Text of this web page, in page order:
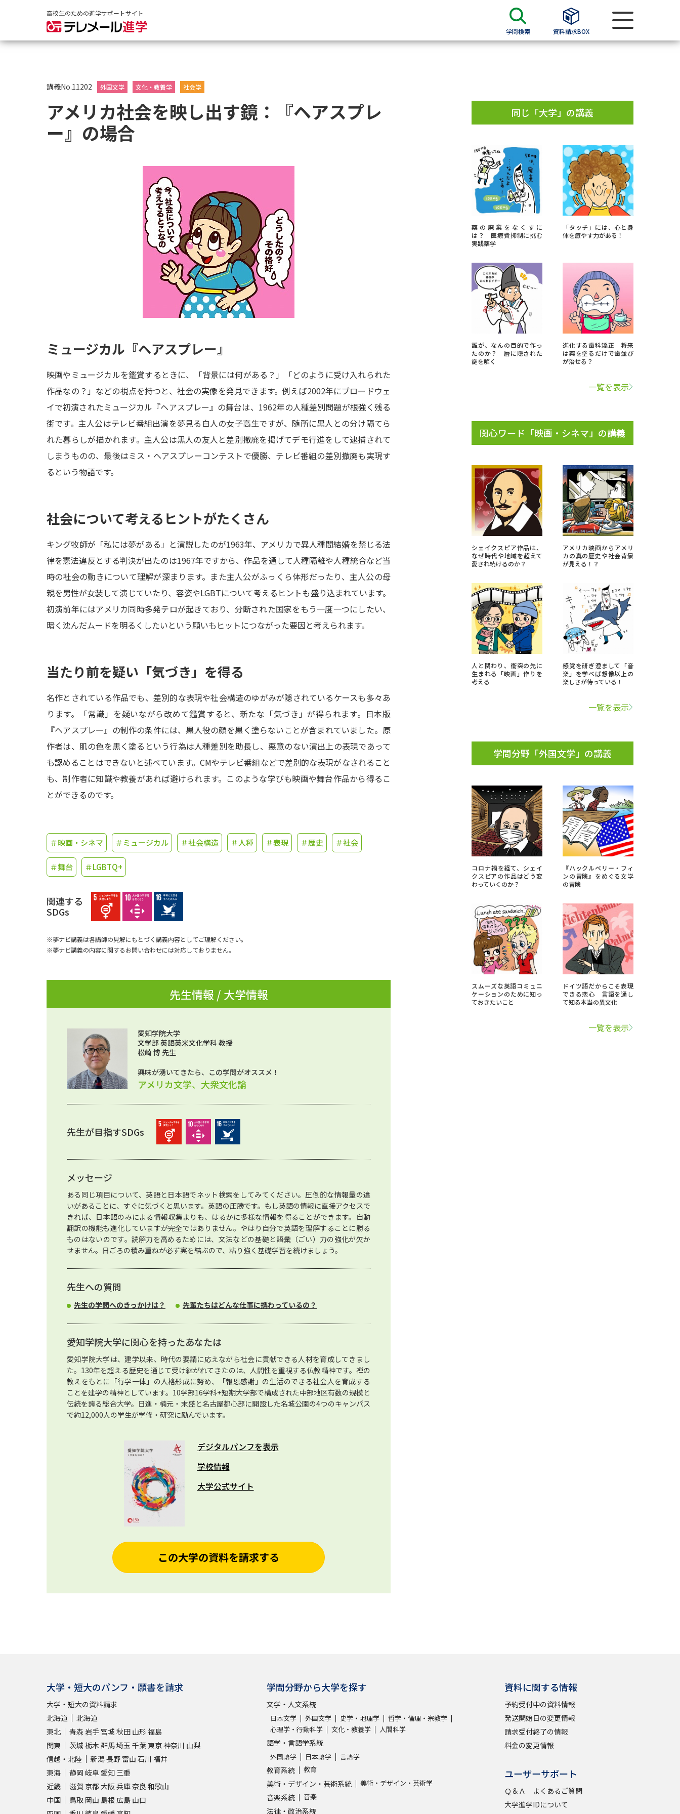
高校生のための進学サポートサイト
学問検索 資料請求BOX
大学・短大の資料種類から請求
過去問題集
留学・進学関連、塾・予備校
大学入学共通テスト「受験上の配慮案内」の請求
高等学校卒業程度認定試験
小学校教員資格認定試験
大学検索
大学で学べる内容や特徴を調べる
新増設大学・学部・学科特集
データサイエンス特集
進路の３択
新学年スタート号特集ページ（高3生用）
新学年スタート号特集ページ（高2生用）
SELFBRAND特集ページ
実施プログラムから探す
受験準備 資料検索
志望校・出願校を調べる
先輩が入学を決めた理由
新生活お役立ちガイド
学問発見
大学で学びたい学問発見
学問のミニ講義「夢ナビ講義」 学問分野解説 学問の教科書 夢ナビライブ
Ｑ＆Ａ よくあるご質問
このサイトについて
受付内容・発送状況の確認 テレメール
お支払いサイト
お問合せ先 テレメール進学カタログ訂正のご案内
講義No.11202 外国文学 文化・教養学 社会学
アメリカ社会を映し出す鏡：『ヘアスプレ
ー』の場合
ミュージカル『ヘアスプレー』
映画やミュージカルを鑑賞するときに、「背景には何がある？」「どのように受け入れられた
作品なの？」などの視点を持つと、社会の実像を発見できます。例えば2002年にブロードウェ
イで初演されたミュージカル『ヘアスプレー』の舞台は、1962年の人種差別問題が根強く残る
街です。主人公はテレビ番組出演を夢見る白人の女子高生ですが、随所に黒人との分け隔てら
れた暮らしが描かれます。主人公は黒人の友人と差別撤廃を掲げてデモ行進をして逮捕されて
しまうものの、最後はミス・ヘアスプレーコンテストで優勝、テレビ番組の差別撤廃も実現す
るという物語です。
社会について考えるヒントがたくさん
キング牧師が「私には夢がある」と演説したのが1963年、アメリカで異人種間結婚を禁じる法
律を憲法違反とする判決が出たのは1967年ですから、作品を通して人種隔離や人種統合など当
時の社会の動きについて理解が深まります。また主人公がふっくら体形だったり、主人公の母
親を男性が女装して演じていたり、容姿やLGBTについて考えるヒントも盛り込まれています。
初演前年にはアメリカ同時多発テロが起きており、分断された国家をもう一度一つにしたい、
暗く沈んだムードを明るくしたいという願いもヒットにつながった要因と考えられます。
当たり前を疑い「気づき」を得る
名作とされている作品でも、差別的な表現や社会構造のゆがみが隠されているケースも多々あ
ります。「常識」を疑いながら改めて鑑賞すると、新たな「気づき」が得られます。日本版
『ヘアスプレー』の制作の条件には、黒人役の顔を黒く塗らないことが含まれていました。原
作者は、肌の色を黒く塗るという行為は人種差別を助長し、悪意のない演出上の表現であって
も認めることはできないと述べています。CMやテレビ番組などで差別的な表現がなされること
も、制作者に知識や教養があれば避けられます。このような学びも映画や舞台作品から得るこ
とができるのです。
＃映画・シネマ ＃ミュージカル ＃社会構造 ＃人種 ＃表現 ＃歴史 ＃社会
＃舞台 ＃LGBTQ+
関連する
SDGs
※夢ナビ講義は各講師の見解にもとづく講義内容としてご理解ください。
※夢ナビ講義の内容に関するお問い合わせには対応しておりません。
先生情報 / 大学情報
愛知学院大学
文学部 英語英米文化学科 教授
松崎 博 先生
興味が湧いてきたら、この学問がオススメ！
アメリカ文学、大衆文化論
先生が目指すSDGs
メッセージ
ある同じ項目について、英語と日本語でネット検索をしてみてください。圧倒的な情報量の違
いがあることに、すぐに気づくと思います。英語の圧勝です。もし英語の情報に直接アクセスで
きれば、日本語のみによる情報収集よりも、はるかに多様な情報を得ることができます。自動
翻訳の機能も進化していますが完全ではありません。やはり自分で英語を理解することに勝る
ものはないのです。読解力を高めるためには、文法などの基礎と語彙（ごい）力の強化が欠か
せません。日ごろの積み重ねが必ず実を結ぶので、粘り強く基礎学習を続けましょう。
先生への質問
先生の学問へのきっかけは？ 先輩たちはどんな仕事に携わっているの？
愛知学院大学に関心を持ったあなたは
愛知学院大学は、建学以来、時代の要請に応えながら社会に貢献できる人材を育成してきまし
た。130年を超える歴史を通じて受け継がれてきたのは、人間性を重視する仏教精神です。禅の
教えをもとに「行学一体」の人格形成に努め、「報恩感謝」の生活のできる社会人を育成する
ことを建学の精神としています。10学部16学科+短期大学部で構成された中部地区有数の規模と
伝統を誇る総合大学。日進・楠元・末盛と名古屋都心部に開設した名城公園の4つのキャンパス
で約12,000人の学生が学修・研究に励んでいます。
デジタルパンフを表示
学校情報
大学公式サイト
この大学の資料を請求する
同じ「大学」の講義
薬の廃棄をなくすに
は？ 医療費抑制に挑む
実践薬学
「タッチ」には、心と身
体を癒やす力がある！
誰が、なんの目的で作っ
たのか？ 暦に隠された
謎を解く
進化する歯科矯正 将来
は薬を塗るだけで歯並び
が治せる？
一覧を表示
関心ワード「映画・シネマ」の講義
シェイクスピア作品は、
なぜ時代や地域を超えて
愛され続けるのか？
アメリカ映画からアメリ
カの真の歴史や社会背景
が見える！？
人と関わり、衝突の先に
生まれる「映画」作りを
考える
感覚を研ぎ澄まして「音
楽」を学べば想像以上の
楽しさが待っている！
一覧を表示
学問分野「外国文学」の講義
コロナ禍を経て、シェイ
クスピアの作品はどう変
わっていくのか？
『ハックルベリー・フィ
ンの冒険』をめぐる文学
の冒険
スムーズな英語コミュニ
ケーションのために知っ
ておきたいこと
ドイツ語だからこそ表現
できる恋心 言語を通し
て知る本当の異文化
一覧を表示
大学・短大のパンフ・願書を請求
大学・短大の資料請求
北海道
北海道
東北
青森 岩手 宮城 秋田 山形 福島
関東
茨城 栃木 群馬埼玉 千葉東京神奈川 山梨
信越・北陸
新潟長野 富山 石川 福井
東海
静岡 岐阜 愛知 三重
近畿
滋賀 京都 大阪兵庫奈良 和歌山
中国
鳥取 岡山 島根 広島 山口
学問分野から大学を探す
文学・人文系統
日本文学 外国文学 史学・地理学
哲学・倫理・宗教学
心理学・行動科学
文化・教養学 人間科学
語学・言語学系統
外国語学 日本語学 言語学
教育系統 教育
美術・デザイン・芸術系統 美術・デザイン・芸術学
音楽系統 音楽
法律・政治系統
資料に関する情報
予約受付中の資料情報
発送開始日の変更情報
請求受付終了の情報
料金の変更情報
ユーザーサポート
Ｑ＆Ａ よくあるご質問
大学進学IDについて